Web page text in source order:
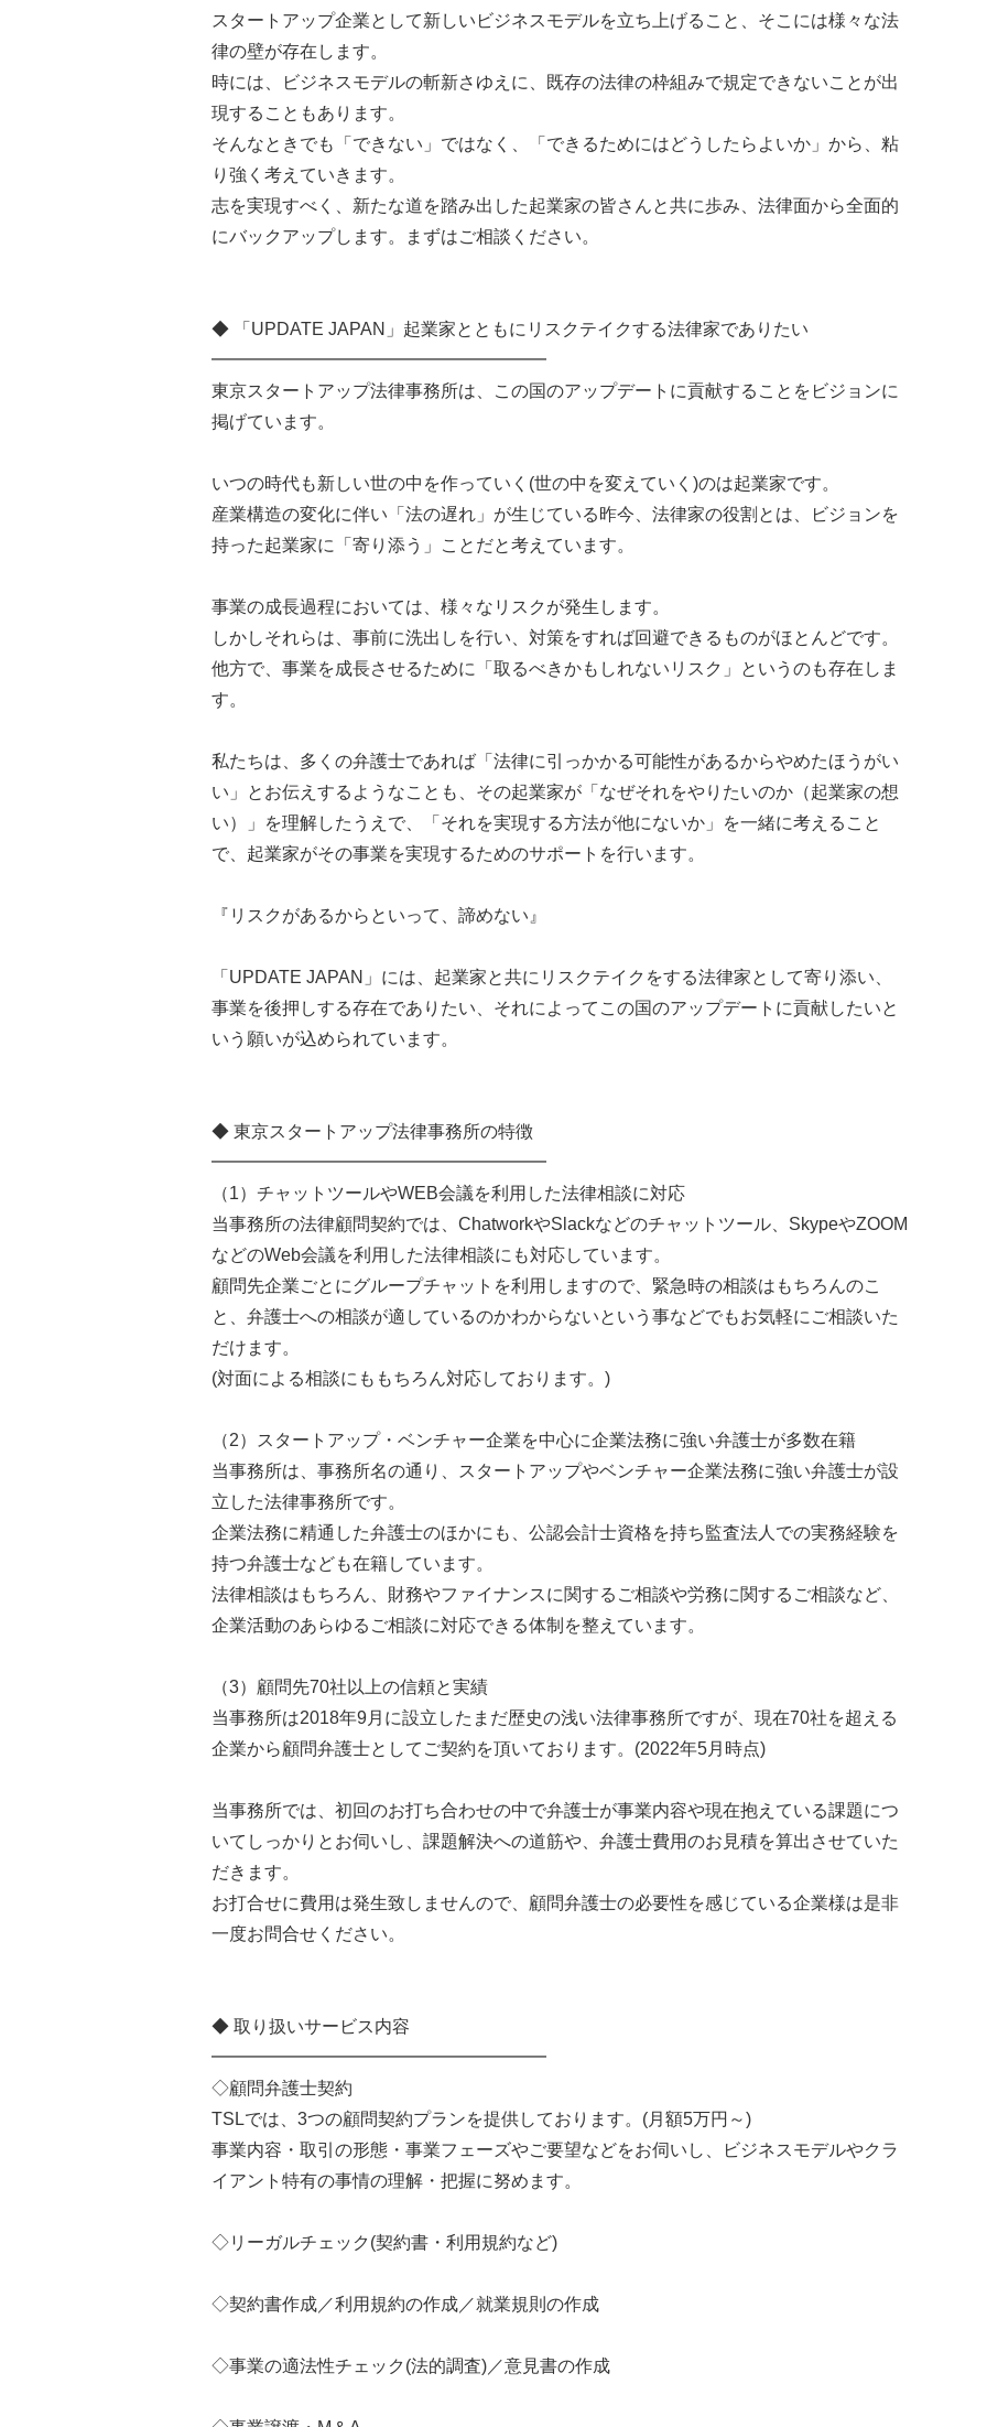
スタートアップ企業として新しいビジネスモデルを立ち上げること、そこには様々な法
律の壁が存在します。
時には、ビジネスモデルの斬新さゆえに、既存の法律の枠組みで規定できないことが出
現することもあります。
そんなときでも「できない」ではなく、「できるためにはどうしたらよいか」から、粘
り強く考えていきます。
志を実現すべく、新たな道を踏み出した起業家の皆さんと共に歩み、法律面から全面的
にバックアップします。まずはご相談ください。
◆ 「UPDATE JAPAN」起業家とともにリスクテイクする法律家でありたい
━━━━━━━━━━━━━━━━━━━
東京スタートアップ法律事務所は、この国のアップデートに貢献することをビジョンに
掲げています。
いつの時代も新しい世の中を作っていく(世の中を変えていく)のは起業家です。
産業構造の変化に伴い「法の遅れ」が生じている昨今、法律家の役割とは、ビジョンを
持った起業家に「寄り添う」ことだと考えています。
事業の成長過程においては、様々なリスクが発生します。
しかしそれらは、事前に洗出しを行い、対策をすれば回避できるものがほとんどです。
他方で、事業を成長させるために「取るべきかもしれないリスク」というのも存在しま
す。
私たちは、多くの弁護士であれば「法律に引っかかる可能性があるからやめたほうがい
い」とお伝えするようなことも、その起業家が「なぜそれをやりたいのか（起業家の想
い）」を理解したうえで、「それを実現する方法が他にないか」を一緒に考えること
で、起業家がその事業を実現するためのサポートを行います。
『リスクがあるからといって、諦めない』
「UPDATE JAPAN」には、起業家と共にリスクテイクをする法律家として寄り添い、
事業を後押しする存在でありたい、それによってこの国のアップデートに貢献したいと
いう願いが込められています。
◆ 東京スタートアップ法律事務所の特徴
━━━━━━━━━━━━━━━━━━━
（1）チャットツールやWEB会議を利用した法律相談に対応
当事務所の法律顧問契約では、ChatworkやSlackなどのチャットツール、SkypeやZOOM
などのWeb会議を利用した法律相談にも対応しています。
顧問先企業ごとにグループチャットを利用しますので、緊急時の相談はもちろんのこ
と、弁護士への相談が適しているのかわからないという事などでもお気軽にご相談いた
だけます。
(対面による相談にももちろん対応しております。)
（2）スタートアップ・ベンチャー企業を中心に企業法務に強い弁護士が多数在籍
当事務所は、事務所名の通り、スタートアップやベンチャー企業法務に強い弁護士が設
立した法律事務所です。
企業法務に精通した弁護士のほかにも、公認会計士資格を持ち監査法人での実務経験を
持つ弁護士なども在籍しています。
法律相談はもちろん、財務やファイナンスに関するご相談や労務に関するご相談など、
企業活動のあらゆるご相談に対応できる体制を整えています。
（3）顧問先70社以上の信頼と実績
当事務所は2018年9月に設立したまだ歴史の浅い法律事務所ですが、現在70社を超える
企業から顧問弁護士としてご契約を頂いております。(2022年5月時点)
当事務所では、初回のお打ち合わせの中で弁護士が事業内容や現在抱えている課題につ
いてしっかりとお伺いし、課題解決への道筋や、弁護士費用のお見積を算出させていた
だきます。
お打合せに費用は発生致しませんので、顧問弁護士の必要性を感じている企業様は是非
一度お問合せください。
◆ 取り扱いサービス内容
━━━━━━━━━━━━━━━━━━━
◇顧問弁護士契約
TSLでは、3つの顧問契約プランを提供しております。(月額5万円～)
事業内容・取引の形態・事業フェーズやご要望などをお伺いし、ビジネスモデルやクラ
イアント特有の事情の理解・把握に努めます。
◇リーガルチェック(契約書・利用規約など)
◇契約書作成／利用規約の作成／就業規則の作成
◇事業の適法性チェック(法的調査)／意見書の作成